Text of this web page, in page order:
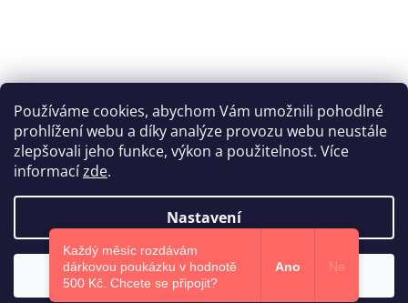
Používáme cookies, abychom Vám umožnili pohodlné
prohlížení webu a díky analýze provozu webu neustále
zlepšovali jeho funkce, výkon a použitelnost. Více
informacízde.
Nastavení
Souhlasím
Katka Hromasová Foto
Vytvořil Shoptet
Copyright 2026Euphoris.cz. Všechna práva vyhrazena.
Každý měsíc rozdávám
dárkovou poukázku v hodnotě
500 Kč.​ Chcete se připojit?
Ano Ne